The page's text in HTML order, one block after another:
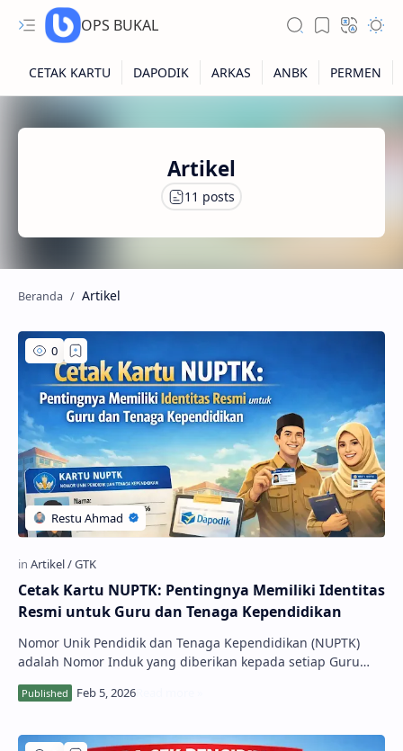
OPS BUKAL
Artikel
Artikel
Cetak Kartu NUPTK: Pentingnya Memiliki Identitas
Resmi untuk Guru dan Tenaga Kependidikan
Nomor Unik Pendidik dan Tenaga Kependidikan (NUPTK)
adalah Nomor Induk yang diberikan kepada setiap Guru